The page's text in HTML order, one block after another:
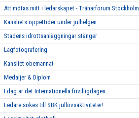
Att mötas mitt i ledarskapet - Tränarforum Stockholm
Kansliets öppettider under julhelgen
Stadens idrottsanläggningar stänger
Lagfotografering
Kansliet obemannat
Medaljer & Diplom
I dag är det Internationella frivilligdagen.
Ledare sökes till SBK jullovsaktiviteter!